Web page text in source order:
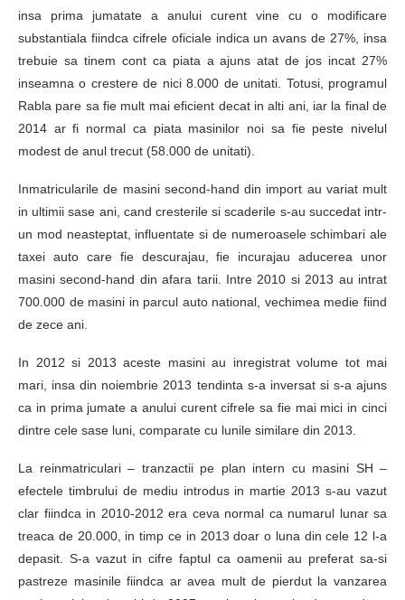
insa prima jumatate a anului curent vine cu o modificare
substantiala fiindca cifrele oficiale indica un avans de 27%, insa
trebuie sa tinem cont ca piata a ajuns atat de jos incat 27%
inseamna o crestere de nici 8.000 de unitati. Totusi, programul
Rabla pare sa fie mult mai eficient decat in alti ani, iar la final de
2014 ar fi normal ca piata masinilor noi sa fie peste nivelul
modest de anul trecut (58.000 de unitati).
Inmatricularile de masini second-hand din import au variat mult
in ultimii sase ani, cand cresterile si scaderile s-au succedat intr-
un mod neasteptat, influentate si de numeroasele schimbari ale
taxei auto care fie descurajau, fie incurajau aducerea unor
masini second-hand din afara tarii. Intre 2010 si 2013 au intrat
700.000 de masini in parcul auto national, vechimea medie fiind
de zece ani.
In 2012 si 2013 aceste masini au inregistrat volume tot mai
mari, insa din noiembrie 2013 tendinta s-a inversat si s-a ajuns
ca in prima jumate a anului curent cifrele sa fie mai mici in cinci
dintre cele sase luni, comparate cu lunile similare din 2013.
La reinmatriculari – tranzactii pe plan intern cu masini SH –
efectele timbrului de mediu introdus in martie 2013 s-au vazut
clar fiindca in 2010-2012 era ceva normal ca numarul lunar sa
treaca de 20.000, in timp ce in 2013 doar o luna din cele 12 l-a
depasit. S-a vazut in cifre faptul ca oamenii au preferat sa-si
pastreze masinile fiindca ar avea mult de pierdut la vanzarea